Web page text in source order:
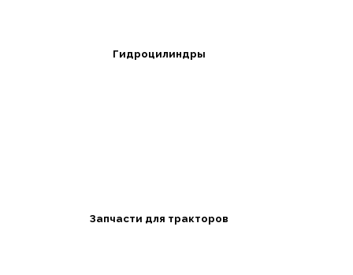
Гидроцилиндры
Запчасти для тракторов